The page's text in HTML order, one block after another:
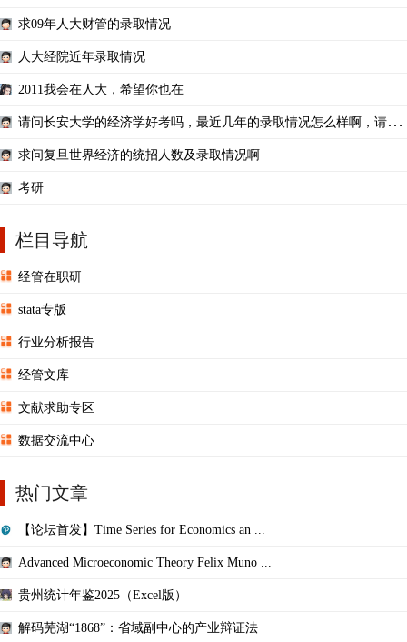
求09年人大财管的录取情况
人大经院近年录取情况
2011我会在人大，希望你也在
请问长安大学的经济学好考吗，最近几年的录取情况怎么样啊，请指
求问复旦世界经济的统招人数及录取情况啊
考研
栏目导航
经管在职研
stata专版
行业分析报告
经管文库
文献求助专区
数据交流中心
热门文章
【论坛首发】Time Series for Economics an ...
Advanced Microeconomic Theory Felix Muno ...
贵州统计年鉴2025（Excel版）
解码芜湖“1868”：省域副中心的产业辩证法